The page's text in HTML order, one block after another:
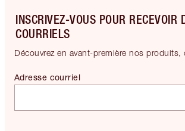
INSCRIVEZ-VOUS POUR RECEVOIR
COURRIELS
Découvrez en avant-première nos
Adresse courriel